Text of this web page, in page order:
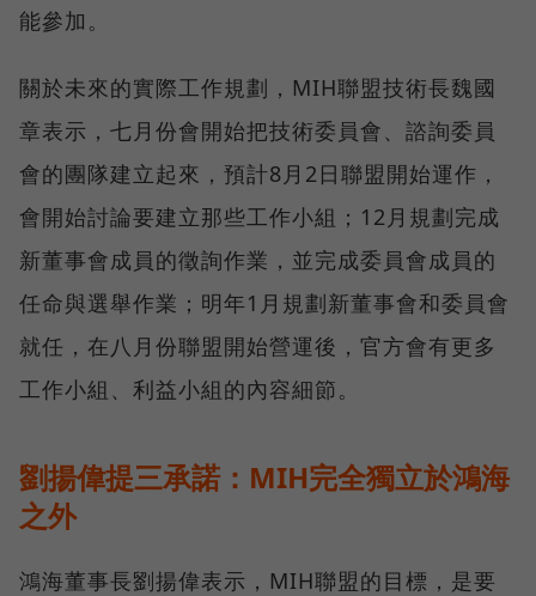
能參加。
關於未來的實際工作規劃，MIH聯盟技術長魏國
章表示，七月份會開始把技術委員會、諮詢委員
會的團隊建立起來，預計8月2日聯盟開始運作，
會開始討論要建立那些工作小組；12月規劃完成
新董事會成員的徵詢作業，並完成委員會成員的
任命與選舉作業；明年1月規劃新董事會和委員會
就任，在八月份聯盟開始營運後，官方會有更多
工作小組、利益小組的內容細節。
劉揚偉提三承諾：MIH完全獨立於鴻海
之外
鴻海董事長劉揚偉表示，MIH聯盟的目標，是要